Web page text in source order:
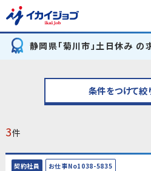
静岡県「菊川市」土日休み の
条件をつけて
3件
契約社員 お仕事No1038-5835